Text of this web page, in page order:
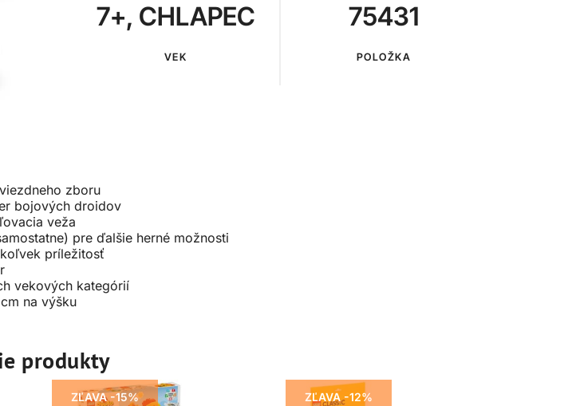
7+, CHLAPEC
VEK
75431
POLOŽKA
zboru
bojových droidov
veža
pre ďalšie herné možnosti
príležitosť
vekových kategórií
na výšku
produkty
ZĽAVA -15% ZĽAVA -12%